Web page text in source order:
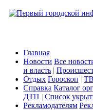
Главная
Новости Все
и власть |
Отдых Гороскоп |
Справка Каталог
ДТП | Список
Рекламодателям